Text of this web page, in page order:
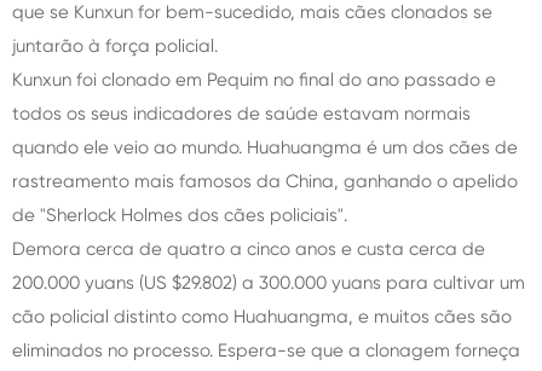
que se Kunxun for bem-sucedido, mais cães clonados se
juntarão à força policial.
Kunxun foi clonado em Pequim no final do ano passado e
todos os seus indicadores de saúde estavam normais
quando ele veio ao mundo. Huahuangma é um dos cães de
rastreamento mais famosos da China, ganhando o apelido
de "Sherlock Holmes dos cães policiais".
Demora cerca de quatro a cinco anos e custa cerca de
200.000 yuans (US $29.802) a 300.000 yuans para cultivar um
cão policial distinto como Huahuangma, e muitos cães são
eliminados no processo. Espera-se que a clonagem forneça